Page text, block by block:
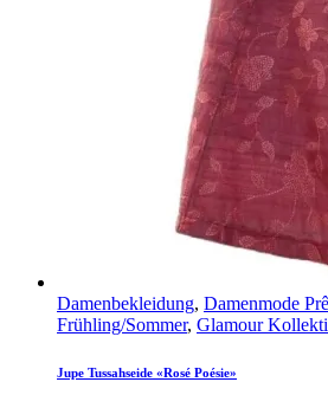
Damenbekleidung, Damenmode
Frühling/Sommer, Glamour
Jupe Tussahseide «Rosé Poésie»